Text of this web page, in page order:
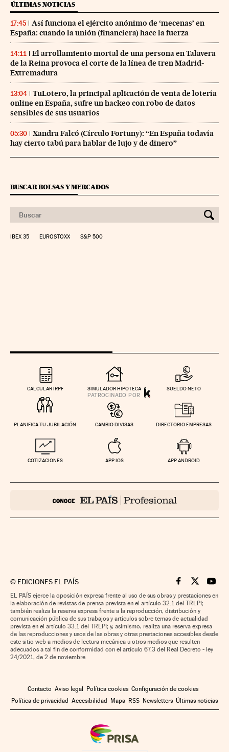
ÚLTIMAS NOTICIAS
17:45
Así funciona el ejército anónimo de ‘mecenas’ en
España: cuando la unión (financiera) hace la fuerza
14:11
El arrollamiento mortal de una persona en Talavera
de la Reina provoca el corte de la línea de tren Madrid-
Extremadura
13:04
TuLotero, la principal aplicación de venta de lotería
online en España, sufre un hackeo con robo de datos
sensibles de sus usuarios
05:30
Xandra Falcó (Círculo Fortuny): “En España todavía
hay cierto tabú para hablar de lujo y de dinero”
BUSCAR BOLSAS Y MERCADOS
IBEX 35 EUROSTOXX S&P 500
CALCULAR IRPF SIMULADOR HIPOTECA SUELDO NETO
PLANIFICA TU JUBILACIÓN CAMBIO DIVISAS DIRECTORIO EMPRESAS
COTIZACIONES APP IOS APP ANDROID
© EDICIONES EL PAÍS Cinco Días en
Cinco Días
Cinco
EL PAÍS ejerce la oposición expresa frente al uso de sus obras y prestaciones en
la elaboración de revistas de prensa prevista en el artículo 32.1 del TRLPI;
también realiza la reserva expresa frente a la reproducción, distribución y
comunicación pública de sus trabajos y artículos sobre temas de actualidad
prevista en el artículo 33.1 del TRLPI; y, asimismo, realiza una reserva expresa
de las reproducciones y usos de las obras y otras prestaciones accesibles desde
este sitio web a medios de lectura mecánica u otros medios que resulten
adecuados a tal fin de conformidad con el artículo 67.3 del Real Decreto - ley
24/2021, de 2 de noviembre
Contacto Aviso legal Política cookies Configuración de cookies
Política de privacidad Accesibilidad Mapa RSS Newsletters Últimas noticias